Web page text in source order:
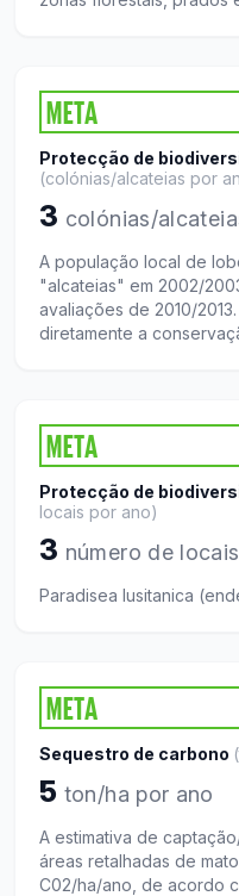
META
Protecção de
(colónias/alcateias por
3 colónias/
A população local de
"alcateias" em 2002/
avaliações de 2010/
diretamente a
META
Protecção de
locais por ano)
3 número de
Paradisea lusitanica
META
Sequestro de carbono (
5 ton/ha por ano
A estimativa de
áreas retalhadas de
C02/ha/ano, de acordo